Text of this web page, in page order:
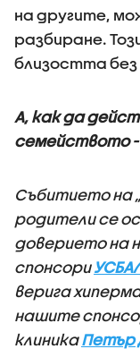
на другите,
разбиране.
близостта без
А, как да
семейството
Събитието на
родители се
доверието на
спонсори
верига
нашите
клиникаПетър